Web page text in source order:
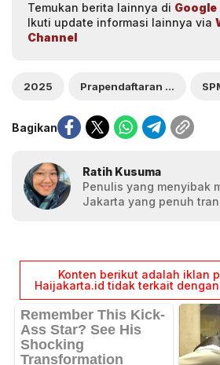
Temukan berita lainnya di Google
Ikuti update informasi lainnya via
Channel
2025 Prapendaftaran SPMB DKI Jakarta
Bagikan
Ratih Kusuma
Penulis yang menyibak
Jakarta yang penuh